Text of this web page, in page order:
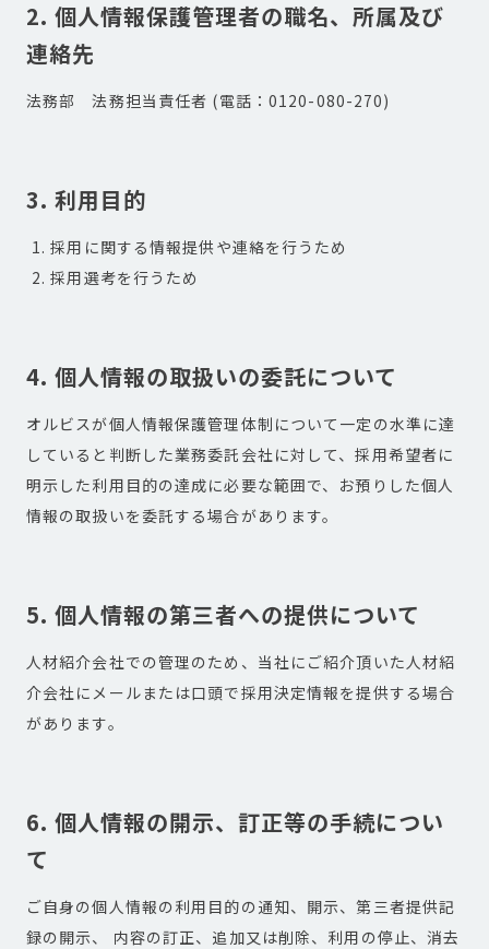
2. 個人情報保護管理者の職名、所属及び
連絡先
法務部 法務担当責任者 (電話：0120-080-270)
3. 利用目的
1. 採用に関する情報提供や連絡を行うため
2. 採用選考を行うため
4. 個人情報の取扱いの委託について
オルビスが個人情報保護管理体制について一定の水準に達
していると判断した業務委託会社に対して、採用希望者に
明示した利用目的の達成に必要な範囲で、お預りした個人
情報の取扱いを委託する場合があります。
5. 個人情報の第三者への提供について
人材紹介会社での管理のため、当社にご紹介頂いた人材紹
介会社にメールまたは口頭で採用決定情報を提供する場合
があります。
6. 個人情報の開示、訂正等の手続につい
て
ご自身の個人情報の利用目的の通知、開示、第三者提供記
録の開示、 内容の訂正、追加又は削除、利用の停止、消去